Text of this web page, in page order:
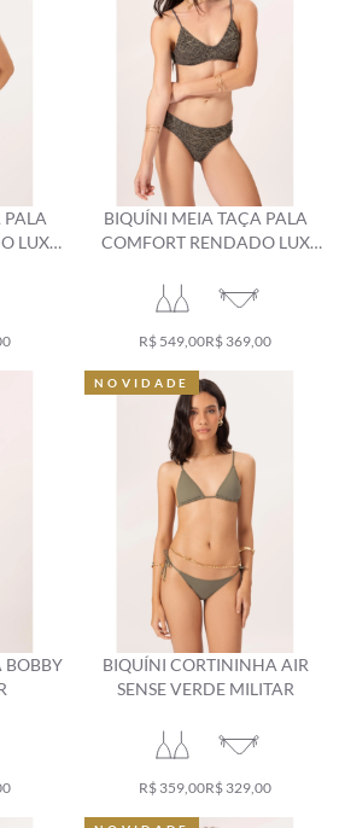
LUX
BIQUÍNI MEIA TAÇA PALA
COMFORT RENDADO LUX
R$ 549,00R$ 369,00
BOBBY
BIQUÍNI CORTININHA AIR
SENSE VERDE MILITAR
R$ 359,00
NOVIDADE
R$ 329,00
NOVIDADE